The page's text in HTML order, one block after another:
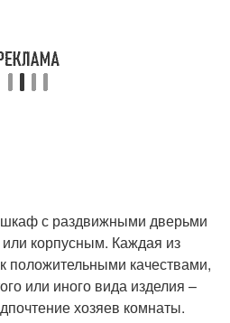
шкаф с раздвижными дверьми
корпусным. Каждая из
положительными качествами,
или иного вида изделия –
хозяев комнаты.